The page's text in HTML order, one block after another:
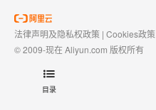
目录
法律声明及隐私权政策 | Cookies政策
© 2009-现在 Aliyun.com 版权所有
域名注册服务机构许可：